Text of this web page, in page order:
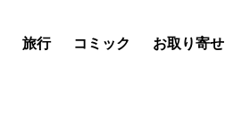
旅行 コミック お取り寄せ